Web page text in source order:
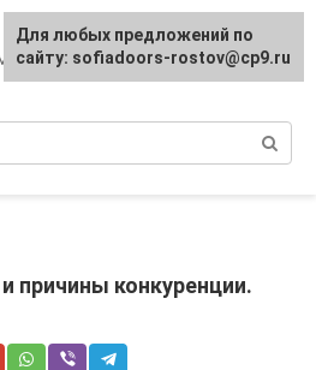
причины конкуренции.
Для любых предложений по
сайту: sofiadoors-rostov@cp9.ru